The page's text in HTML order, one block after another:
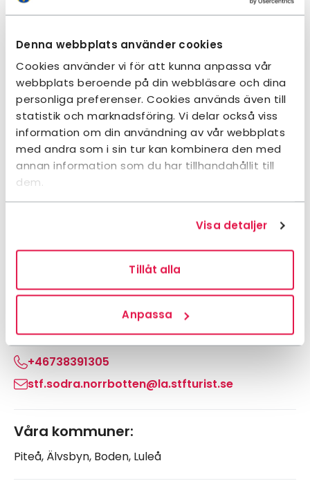
Denna webbplats använder cookies
Cookies använder vi för att kunna anpassa vår
webbplats beroende på din webbläsare och dina
personliga preferenser. Cookies används även till
statistik och marknadsföring. Vi delar också viss
information om din användning av vår webbplats
med andra som i sin tur kan kombinera den med
annan information som du har tillhandahållit till
dem.
Visa detaljer
Tillåt alla
Anpassa
Dokument
Kontakt och information
Adress:
STF Södra Norrbotten Lokalavdelning
c/o Hanna Rudeklint
Kontakt:
+46738391305
stf.sodra.norrbotten@la.stfturist.se
Våra kommuner:
Piteå, Älvsbyn, Boden, Luleå